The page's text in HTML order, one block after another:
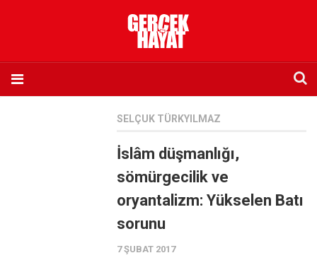
Abone olmak istiyorum
Satış noktası listesi
Eksik sayıların temini
SELÇUK TÜRKYILMAZ
İslâm düşmanlığı,
sömürgecilik ve
oryantalizm: Yükselen Batı
sorunu
7 ŞUBAT 2017